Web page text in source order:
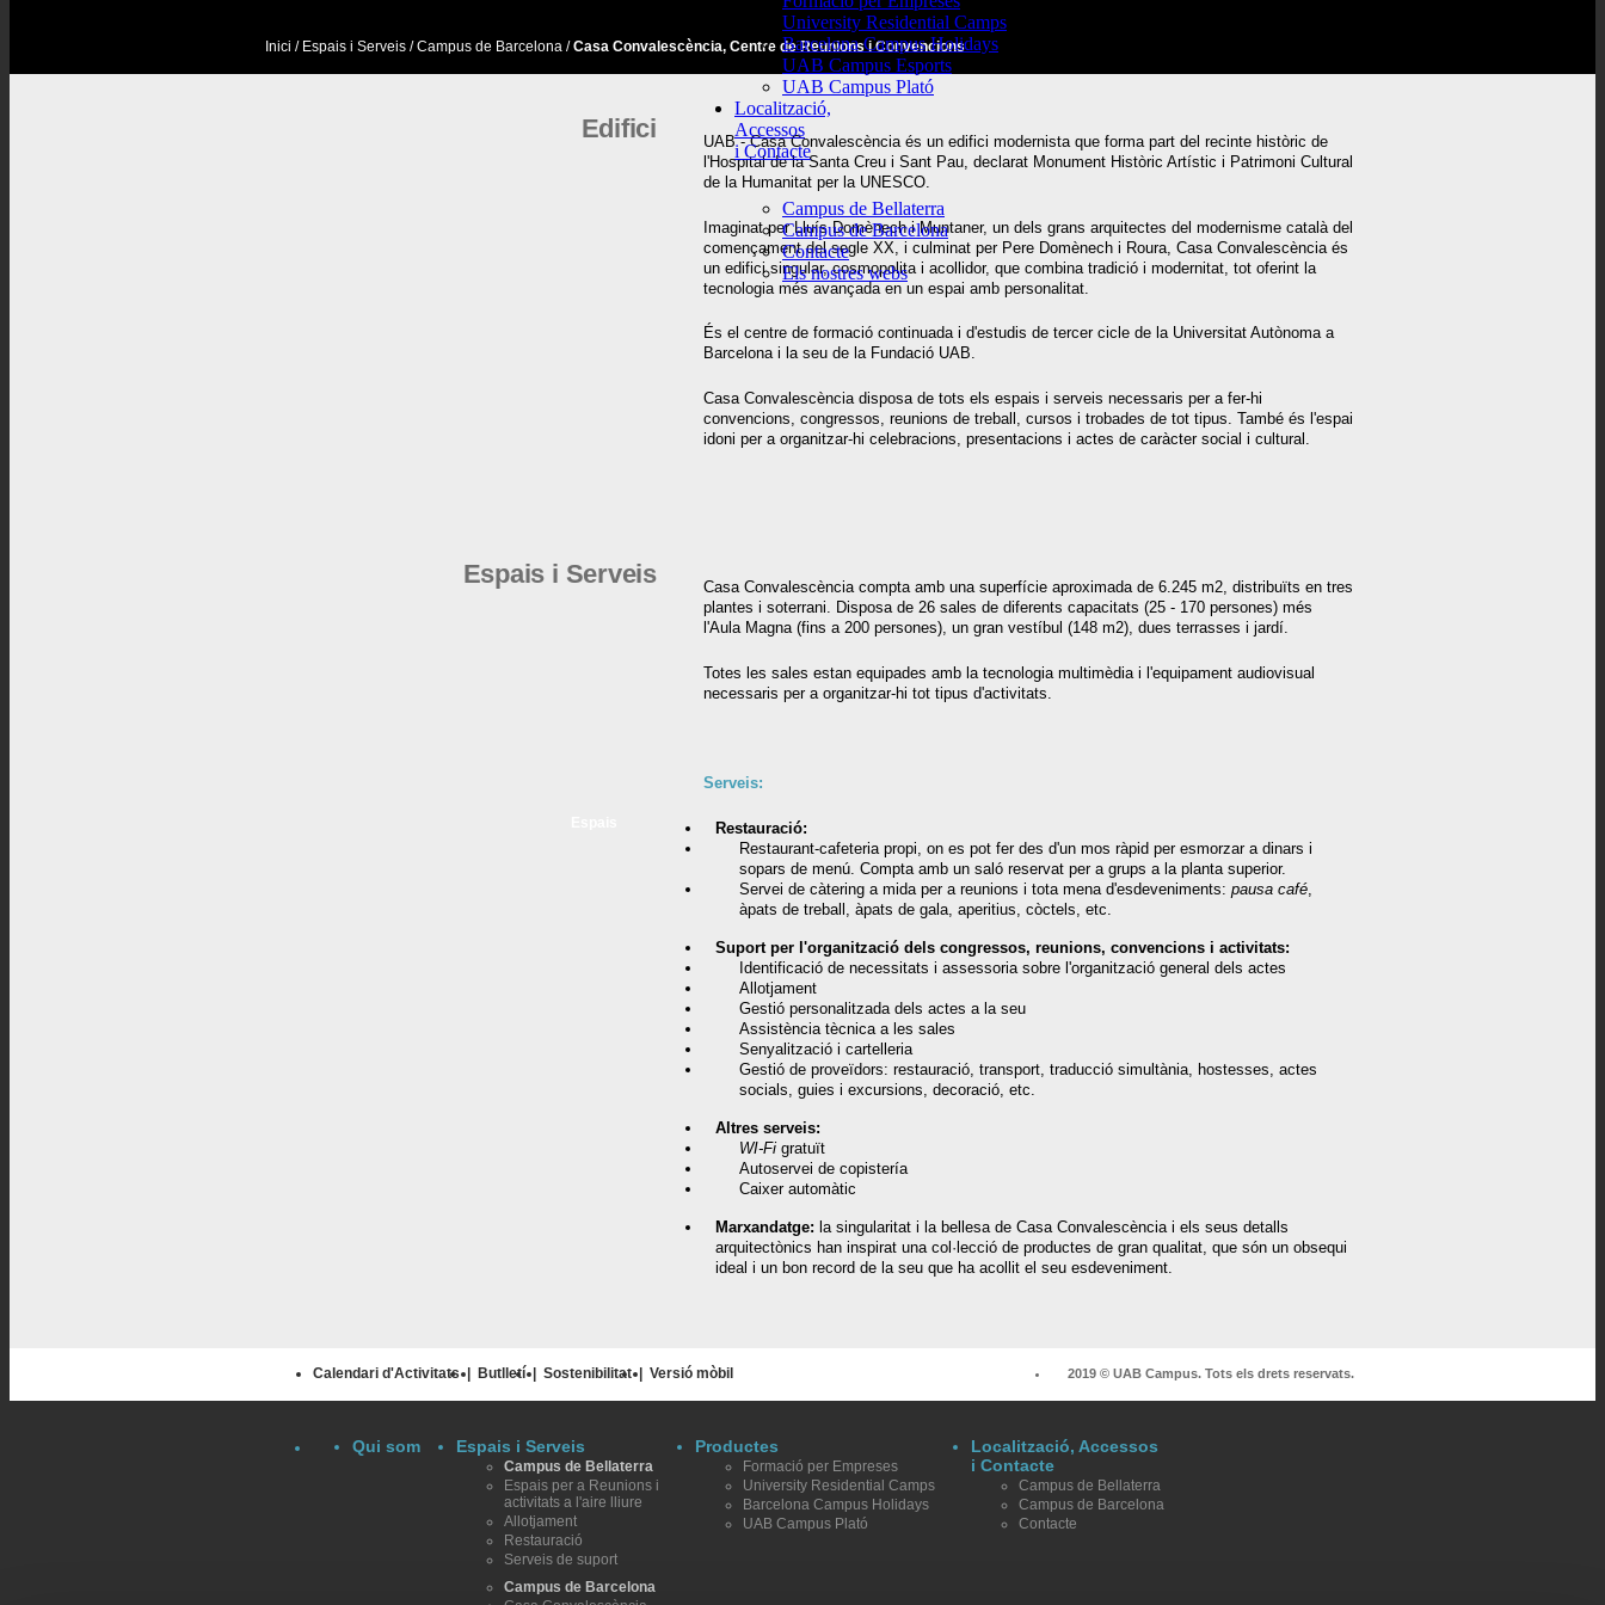
University Residential Camps
Barcelona Campus Holidays
UAB Campus Esports
UAB Campus Plató
Localització,
Accessos
i Contacte
Campus de Bellaterra
Campus de Barcelona
Contacte
Els nostres webs
Inici / Espais i Serveis / Campus de Barcelona /Casa Convalescència, Centre de Reunions i Convencions
Edifici
UAB - Casa Convalescència és un edifici modernista que forma part del recinte històric de
l'Hospital de la Santa Creu i Sant Pau, declarat Monument Històric Artístic i Patrimoni Cultural
de la Humanitat per la UNESCO.
Imaginat per Lluís Domènech i Muntaner, un dels grans arquitectes del modernisme català del
començament del segle XX, i culminat per Pere Domènech i Roura, Casa Convalescència és
un edifici singular, cosmopolita i acollidor, que combina tradició i modernitat, tot oferint la
tecnologia més avançada en un espai amb personalitat.
És el centre de formació continuada i d'estudis de tercer cicle de la Universitat Autònoma a
Barcelona i la seu de la Fundació UAB.
Casa Convalescència disposa de tots els espais i serveis necessaris per a fer-hi
convencions, congressos, reunions de treball, cursos i trobades de tot tipus. També és l'espai
idoni per a organitzar-hi celebracions, presentacions i actes de caràcter social i cultural.
Espais i Serveis
Casa Convalescència compta amb una superfície aproximada de 6.245 m2, distribuïts en tres
plantes i soterrani. Disposa de 26 sales de diferents capacitats (25 - 170 persones) més
l'Aula Magna (fins a 200 persones), un gran vestíbul (148 m2), dues terrasses i jardí.
Totes les sales estan equipades amb la tecnologia multimèdia i l'equipament audiovisual
necessaris per a organitzar-hi tot tipus d'activitats.
Serveis:
Restauració:
Restaurant-cafeteria propi, on es pot fer des d'un mos ràpid per esmorzar a dinars i
sopars de menú. Compta amb un saló reservat per a grups a la planta superior.
Servei de càtering a mida per a reunions i tota mena d'esdeveniments: pausa café
àpats de treball, àpats de gala, aperitius, còctels, etc.
Suport per l'organització dels congressos, reunions, convencions i activitats:
Identificació de necessitats i assessoria sobre l'organització general dels actes
Allotjament
Gestió personalitzada dels actes a la seu
Assistència tècnica a les sales
Senyalització i cartelleria
Gestió de proveïdors: restauració, transport, traducció simultània, hostesses, actes
socials, guies i excursions, decoració, etc.
Altres serveis:
WI-Fi gratuït
Autoservei de copistería
Caixer automàtic
Marxandatge: la singularitat i la bellesa de Casa Convalescència i els seus detalls
arquitectònics han inspirat una col·lecció de productes de gran qualitat, que són un obsequi
ideal i un bon record de la seu que ha acollit el seu esdeveniment.
Calendari d'Activitats | Butlletí | Sostenibilitat | Versió mòbil 2019 © UAB Campus. Tots els drets reservats.
Qui som Espais i Serveis
Campus de Bellaterra
Espais per a Reunions i
activitats a l'aire lliure
Allotjament
Restauració
Serveis de suport
Campus de Barcelona
Productes
Formació per Empreses
University Residential Camps
Barcelona Campus Holidays
UAB Campus Plató
Localització, Accessos
i Contacte
Campus de Bellaterra
Campus de Barcelona
Contacte